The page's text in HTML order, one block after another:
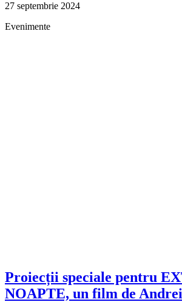
27 septembrie 2024
Evenimente
Proiecții speciale pentru
NOAPTE, un film de